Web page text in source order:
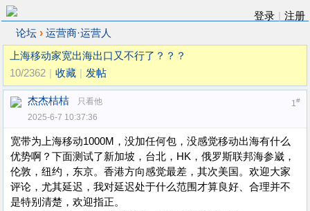
登录
注册
论坛 › 运营商·运营人
上海移动家宽出海出口又不行了？？？
10/2362
收藏 发帖
1#
杰杰桔桔
只看他
2025-6-7 10:37:36
宽带为上海移动1000M，没加任何包，没感觉移动出海有什么
优势啊？下面测试了新加坡，台北，HK，俄罗斯联邦海参崴，
伦敦，纽约，东京。香港方向感觉最差，其次美国。欢迎大家
评论，尤其延迟，我对延迟处于什么范围才算良好、合理并不
是特别清楚，欢迎指正。